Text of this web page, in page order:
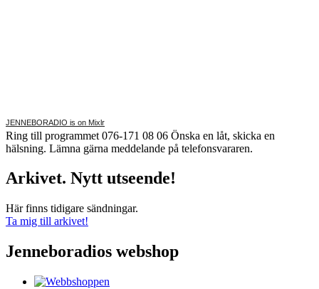
JENNEBORADIO is on Mixlr
Ring till programmet 076-171 08 06 Önska en låt, skicka en
hälsning. Lämna gärna meddelande på telefonsvararen.
Arkivet. Nytt utseende!
Här finns tidigare sändningar.
Ta mig till arkivet!
Jenneboradios webshop